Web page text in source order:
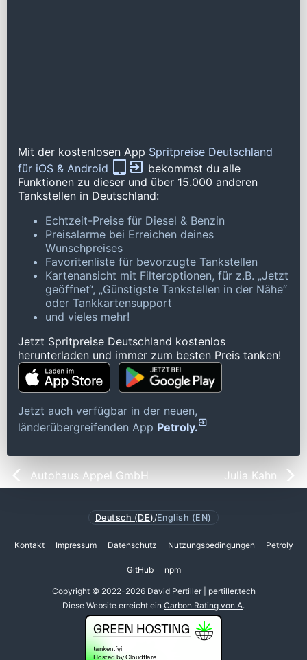
Mit der kostenlosen App Spritpreise Deutschland
für iOS & Android
bekommst du alle
Funktionen zu dieser und über 15.000 anderen
Tankstellen in Deutschland:
Echtzeit-Preise für Diesel & Benzin
Preisalarme bei Erreichen deines
Wunschpreises
Favoritenliste für bevorzugte Tankstellen
Kartenansicht mit Filteroptionen, für z.B. „Jetzt
geöffnet“, „Günstigste Tankstellen in der Nähe“
oder Tankkartensupport
und vieles mehr!
Jetzt Spritpreise Deutschland kostenlos
herunterladen und immer zum besten Preis tanken!
Jetzt auch verfügbar in der neuen,
länderübergreifenden App Petroly.
Autohaus Appel GmbH Julia Kahn
Deutsch (DE) /English (EN)
Kontakt Impressum Datenschutz Nutzungsbedingungen Petroly
GitHub npm
Copyright © 2022-2026 David Pertiller | pertiller.tech
Diese Website erreicht ein Carbon Rating von A.